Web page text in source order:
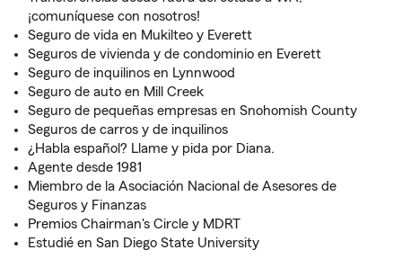
¡comuníquese con nosotros!
Seguro de vida en Mukilteo y Everett
Seguros de vivienda y de condominio en Everett
Seguro de inquilinos en Lynnwood
Seguro de auto en Mill Creek
Seguro de pequeñas empresas en Snohomish County
Seguros de carros y de inquilinos
¿Habla español? Llame y pida por Diana.
Agente desde 1981
Miembro de la Asociación Nacional de Asesores de
Seguros y Finanzas
Premios Chairman's Circle y MDRT
Estudié en San Diego State University